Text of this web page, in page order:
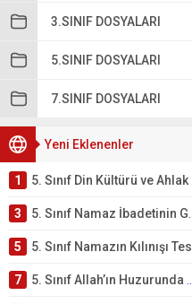
3.SINIF DOSYALARI
5.SINIF DOSYALARI
7.SINIF DOSYALARI
Yeni Eklenenler
1 5. Sınıf Din Kültürü ve Ahlak Bilgisi 2. Ünite: Namaz İbadeti Çalışmaları
3 5. Sınıf Namaz İbadetinin Getirdiği Faydalar Testi
5 5. Sınıf Namazın Kılınışı Testi – Online Çöz
7 5. Sınıf Allah’ın Huzurunda Olmak – Namaz İbadeti Testi